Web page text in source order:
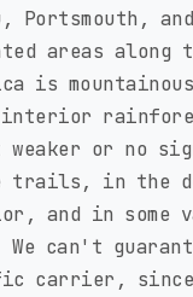
Portsmouth,
areas along
is
interior
weaker or no
trails, in the
and in some
We can't
carrier, since